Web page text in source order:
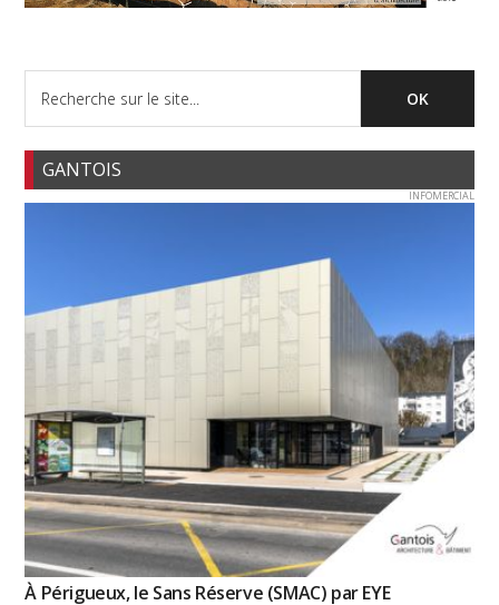
GANTOIS
INFOMERCIAL
À Périgueux, le Sans Réserve (SMAC) par EYE